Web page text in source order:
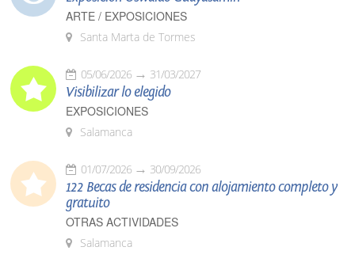
ARTE / EXPOSICIONES
Santa Marta de Tormes
05/06/2026 31/03/2027
Visibilizar lo elegido
EXPOSICIONES
Salamanca
01/07/2026 30/09/2026
122 Becas de residencia con alojamiento completo y
gratuito
OTRAS ACTIVIDADES
Salamanca